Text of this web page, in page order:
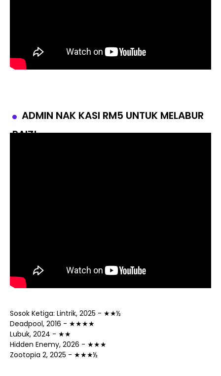
ADMIN NAK KASI RM5 UNTUK MELABUR
RAIZ!
Sosok Ketiga: Lintrik, 2025 - ★★½
Deadpool, 2016 - ★★★★
Lubuk, 2024 - ★★
Hidden Enemy, 2026 - ★★★
Zootopia 2, 2025 - ★★★½